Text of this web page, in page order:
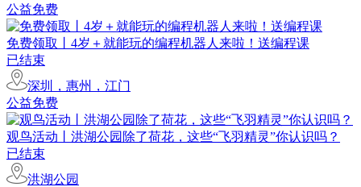
公益免费
免费领取丨4岁＋就能玩的编程机器人来啦！送编程课
已结束
深圳，惠州，江门
公益免费
观鸟活动丨洪湖公园除了荷花，这些“飞羽精灵”你认识吗？
已结束
洪湖公园